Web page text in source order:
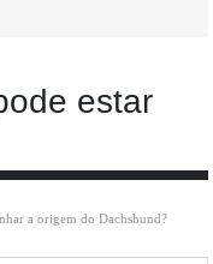
estar
a origem do Dachshund?